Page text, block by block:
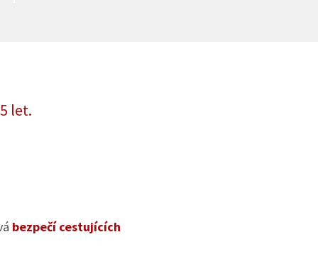
let.
bezpečí cestujících